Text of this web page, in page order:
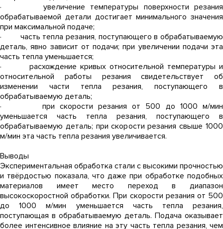
· увеличение температуры поверхности резания
обрабатываемой детали достигает минимального значения
при максимальной подаче;
· часть тепла резания, поступающего в обрабатываемую
деталь, явно зависит от подачи; при увеличении подачи эта
часть тепла уменьшается;
· расхождение кривых относительной температуры и
относительной работы резания свидетельствует об
изменении части тепла резания, поступающего в
обрабатываемую деталь;
· при скорости резания от 500 до 1000 м/мин
уменьшается часть тепла резания, поступающего в
обрабатываемую деталь; при скорости резания свыше 1000
м/мин эта часть тепла резания увеличивается.
Выводы
Экспериментальная обработка стали с высокими прочностью
и твёрдостью показала, что даже при обработке подобных
материалов имеет место переход в диапазон
высокоскоростной обработки. При скорости резания от 500
до 1000 м/мин уменьшается часть тепла резания,
поступающая в обрабатываемую деталь. Подача оказывает
более интенсивное влияние на эту часть тепла резания, чем